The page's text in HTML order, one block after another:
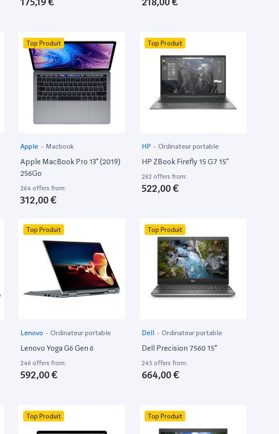
Top Produit
Apple - Macbook
Apple MacBook Pro 13” (2019)
256Go
264 offers from:
312,00 €
Top Produit
HP - Ordinateur portable
HP ZBook Firefly 15 G7 15”
262 offers from:
522,00 €
Top Produit
Lenovo - Ordinateur portable
Lenovo Yoga G6 Gen 6
246 offers from:
592,00 €
Top Produit
Dell - Ordinateur portable
Dell Precision 7560 15”
245 offers from:
664,00 €
Top Produit Top Produit